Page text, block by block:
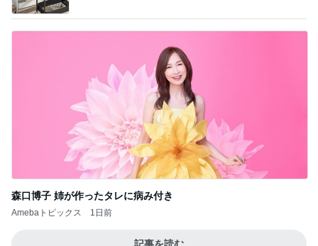
森口博子 姉が作ったタレに病み付き
Amebaトピックス 1日前